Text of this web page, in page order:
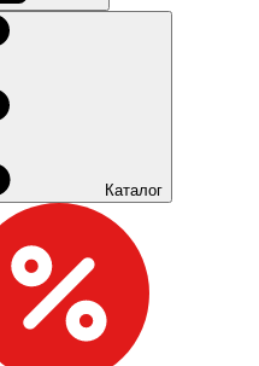
Каталог